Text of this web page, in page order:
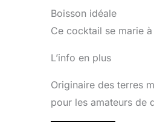
Boisson idéale
Ce cocktail se marie
L’info en plus
Originaire des terres
pour les amateurs de